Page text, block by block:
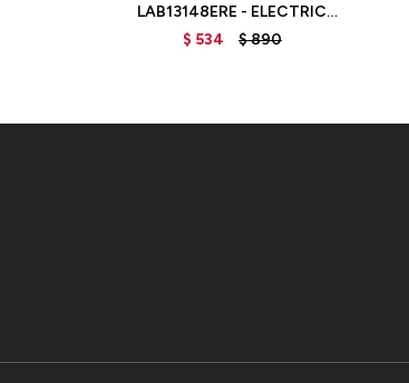
LAB13148ERE - ELECTRIC
RED
$ 534 $890